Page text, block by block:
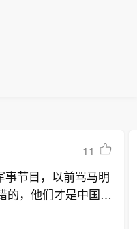
11
节目，以前骂马明
的，他们才是中国足
去了